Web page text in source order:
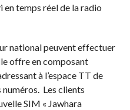
en temps réel de la radio
national peuvent effectuer
offre en composant
à l’espace TT de
Les clients
SIM « Jawhara